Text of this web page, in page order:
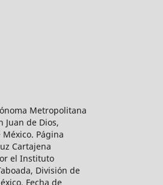
Metropolitana
Juan de Dios,
Página
Cartajena
el Instituto
División de
Fecha de